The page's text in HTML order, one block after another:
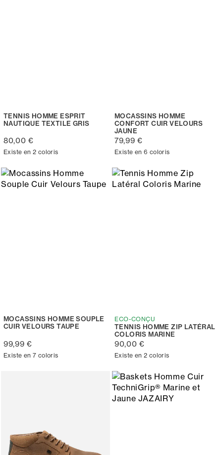
TENNIS HOMME ESPRIT
NAUTIQUE TEXTILE GRIS
80,00 €
Existe en 2 coloris
MOCASSINS HOMME
CONFORT CUIR VELOURS
JAUNE
79,99 €
Existe en 6 coloris
MOCASSINS HOMME SOUPLE
CUIR VELOURS TAUPE
99,99 €
Existe en 7 coloris
ECO-CONÇU
TENNIS HOMME ZIP LATÉRAL
COLORIS MARINE
90,00 €
Existe en 2 coloris